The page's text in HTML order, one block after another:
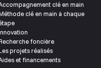
clé en main
clé en main à chaque
foncière
projets réalisés
et financements